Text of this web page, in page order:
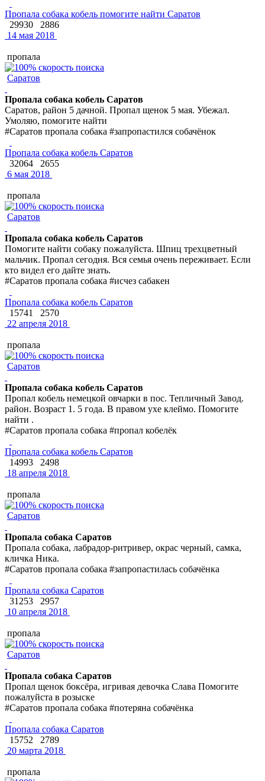
Пропала собака кобель помогите найти Саратов
29930
2886
14 мая 2018
пропала
Саратов
Пропала собака кобель Саратов
Саратов, район 5 дачной. Пропал щенок 5 мая. Убежал.
Умоляю, помогите найти
#Саратов пропала собака #запропастился собачёнок
Пропала собака кобель Саратов
32064
2655
6 мая 2018
пропала
Саратов
Пропала собака кобель Саратов
Помогите найти собаку пожалуйста. Шпиц трехцветный
мальчик. Пропал сегодня. Вся семья очень переживает. Если
кто видел его дайте знать.
#Саратов пропала собака #исчез сабакен
Пропала собака кобель Саратов
15741
2570
22 апреля 2018
пропала
Саратов
Пропала собака кобель Саратов
Пропал кобель немецкой овчарки в пос. Тепличный Завод.
район. Возраст 1. 5 года. В правом ухе клеймо. Помогите
найти .
#Саратов пропала собака #пропал кобелёк
Пропала собака кобель Саратов
14993
2498
18 апреля 2018
пропала
Саратов
Пропала собака Саратов
Пропала собака, лабрадор-ритривер, окрас черный, самка,
кличка Ника.
#Саратов пропала собака #запропастилась собачёнка
Пропала собака Саратов
31253
2957
10 апреля 2018
пропала
Саратов
Пропала собака Саратов
Пропал щенок боксёра, игривая девочка Слава Помогите
пожалуйста в розыске
#Саратов пропала собака #потеряна собачёнка
Пропала собака Саратов
15752
2789
20 марта 2018
пропала